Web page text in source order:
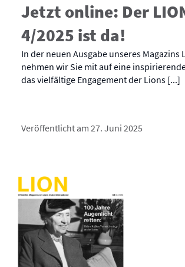
Jetzt online: Der
4/2025 ist da!
In der neuen Ausgabe unseres Magazins
nehmen wir Sie mit auf eine
das vielfältige Engagement der Lions [...]
Veröffentlicht am 27. Juni 2025